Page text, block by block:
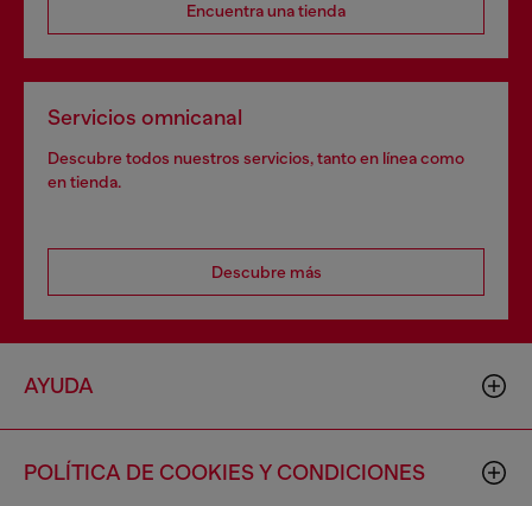
Encuentra una tienda
Servicios omnicanal
Descubre todos nuestros servicios, tanto en línea como
en tienda.
Descubre más
AYUDA
POLÍTICA DE COOKIES Y CONDICIONES